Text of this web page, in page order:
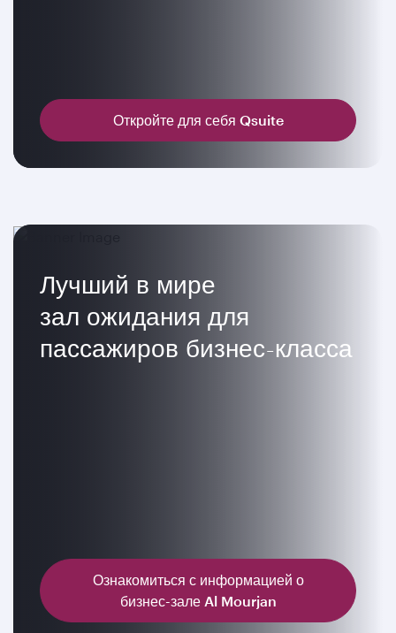
Откройте для себя Qsuite
Лучший в мире
зал ожидания для
пассажиров бизнес-класса
Ознакомиться с информацией о
бизнес-зале Al Mourjan